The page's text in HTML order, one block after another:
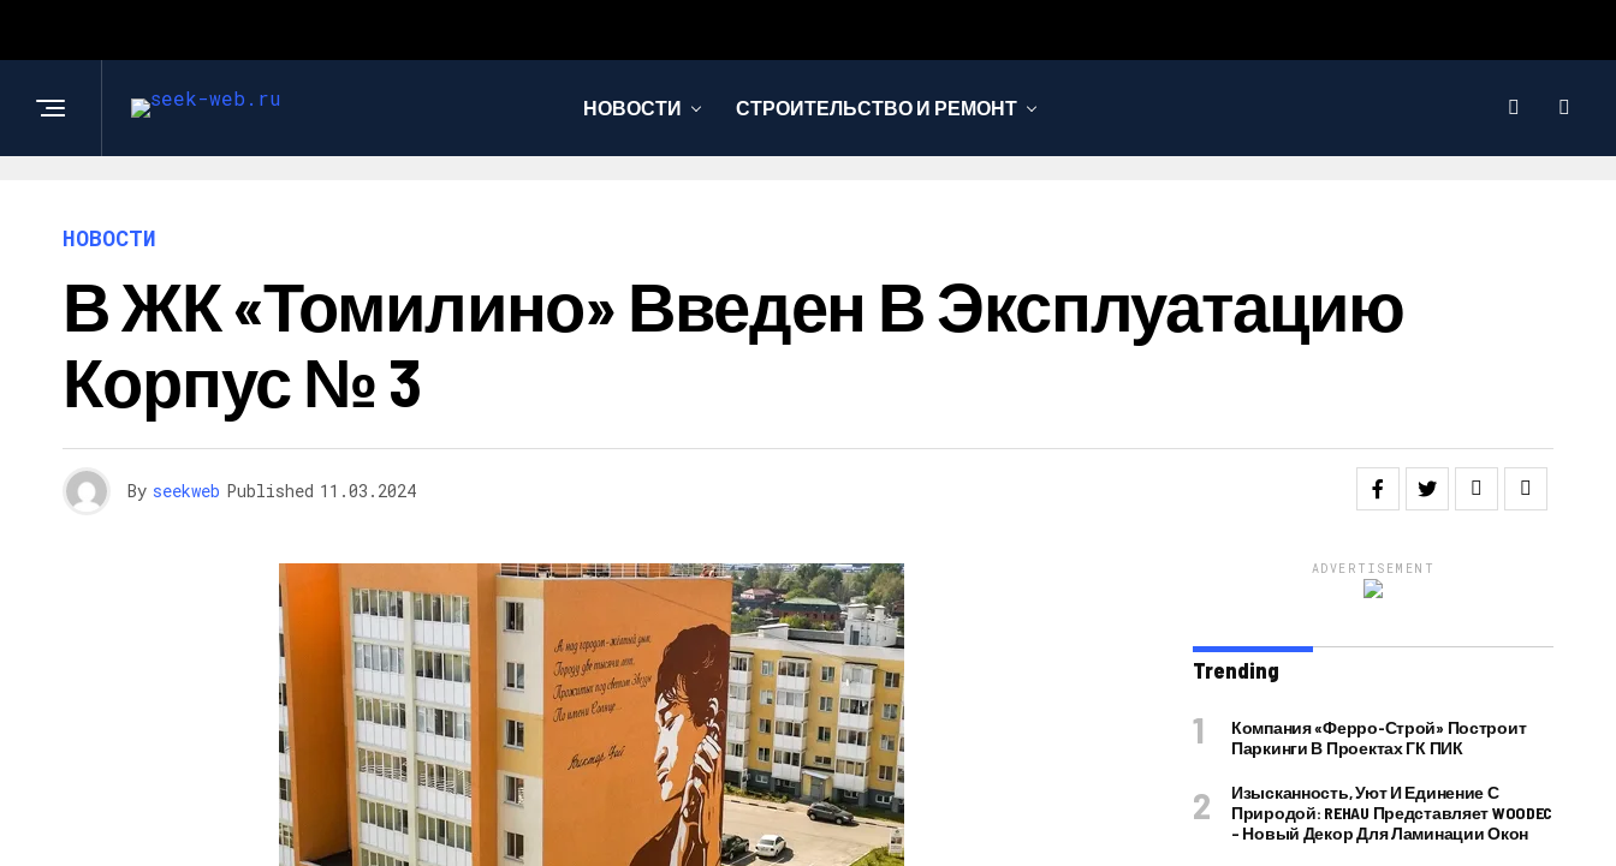
НОВОСТИ СТРОИТЕЛЬСТВО И РЕМОНТ
НОВОСТИ
В ЖК «Томилино» Введен В Эксплуатацию
Корпус № 3
By seekweb Published 11.03.2024
ADVERTISEMENT
Trending
Компания «Ферро-Строй» Построит
Паркинги В Проектах ГК ПИК
Изысканность, Уют И Единение С
Природой: REHAU Представляет WOODEC
– Новый Декор Для Ламинации Окон